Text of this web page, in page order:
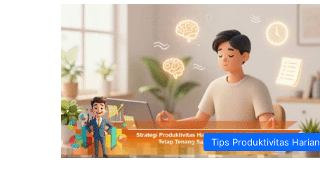
Tips Produktivitas Harian